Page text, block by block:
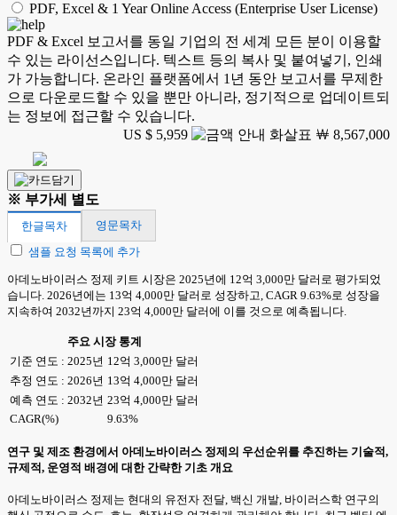
PDF, Excel & 1 Year Online Access (Enterprise User License)
PDF & Excel 보고서를 동일 기업의 전 세계 모든 분이 이용할
수 있는 라이선스입니다. 텍스트 등의 복사 및 붙여넣기, 인쇄
가 가능합니다. 온라인 플랫폼에서 1년 동안 보고서를 무제한
으로 다운로드할 수 있을 뿐만 아니라, 정기적으로 업데이트되
는 정보에 접근할 수 있습니다.
US $ 5,959
￦ 8,567,000
※ 부가세 별도
한글목차
영문목차
샘플 요청 목록에 추가
아데노바이러스 정제 키트 시장은 2025년에 12억 3,000만 달러로 평가되었
습니다. 2026년에는 13억 4,000만 달러로 성장하고, CAGR 9.63%로 성장을
지속하여 2032년까지 23억 4,000만 달러에 이를 것으로 예측됩니다.
주요 시장 통계
기준 연도 : 2025년 12억 3,000만 달러
추정 연도 : 2026년 13억 4,000만 달러
예측 연도 : 2032년 23억 4,000만 달러
CAGR(%)
9.63%
연구 및 제조 환경에서 아데노바이러스 정제의 우선순위를 추진하는 기술적,
규제적, 운영적 배경에 대한 간략한 기초 개요
아데노바이러스 정제는 현대의 유전자 전달, 백신 개발, 바이러스학 연구의